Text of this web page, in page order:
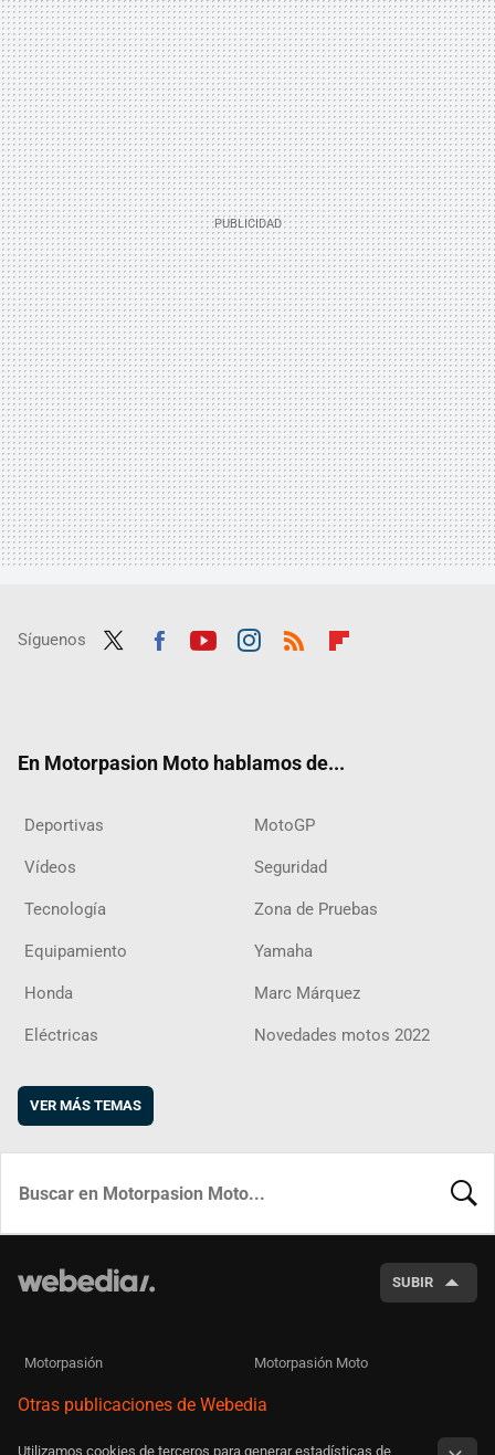
Síguenos
En Motorpasion Moto hablamos de...
Deportivas MotoGP
Vídeos Seguridad
Tecnología Zona de Pruebas
Equipamiento Yamaha
Honda Marc Márquez
Eléctricas Novedades motos 2022
VER MÁS TEMAS
SUBIR
Motorpasión Motorpasión Moto
Otras publicaciones de Webedia
Utilizamos cookies de terceros para generar estadísticas de